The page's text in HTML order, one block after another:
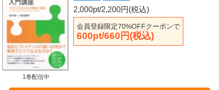
2,000pt/2,200円(税込)
会員登録限定70%OFFクーポンで
600pt/660円(税込)
1巻配信中